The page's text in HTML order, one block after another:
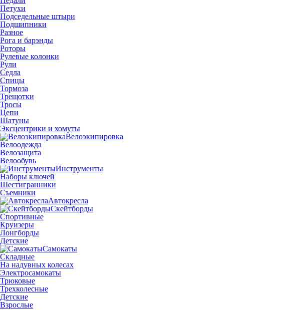
Петухи
Подседельные штыри
Подшипники
Разное
Рога и барэнды
Роторы
Рулевые колонки
Рули
Седла
Спицы
Тормоза
Трещотки
Тросы
Цепи
Шатуны
Эксцентрики и хомуты
Велоэкипировка
Велоодежда
Велозащита
Велообувь
Инструменты
Наборы ключей
Шестигранники
Съемники
Автокресла
Скейтборды
Спортивные
Круизеры
Лонгборды
Детские
Самокаты
Складные
На надувных колесах
Электросамокаты
Трюковые
Трехколесные
Детские
Взрослые